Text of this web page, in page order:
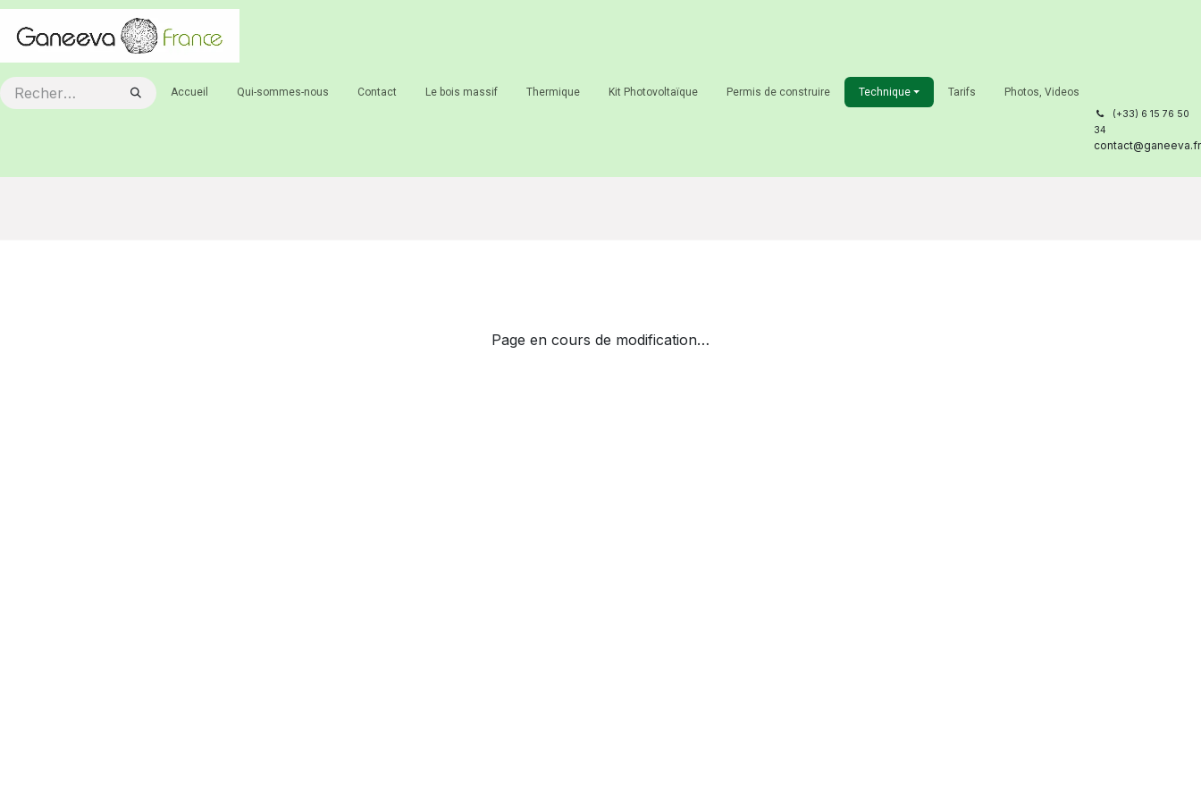
Se rendre au contenu
Accueil Qui-sommes-nous Contact Le bois massif Thermique Kit Photovoltaïque Permis de construire Technique Tarifs Photos, Videos
(+33) 6 15 76 50
34
contact@ganeeva.fr
Page en cours de modification…